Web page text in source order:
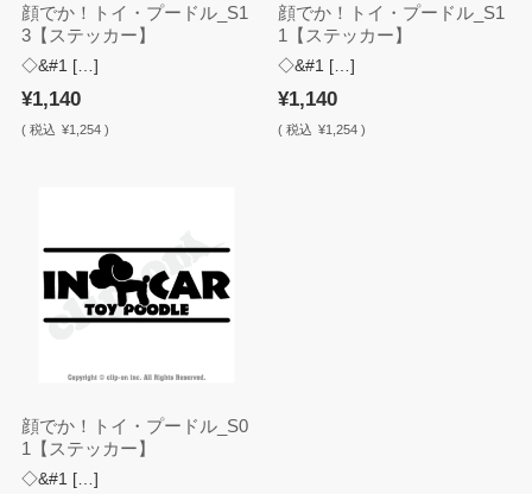
顔でか！トイ・プードル_S1
3【ステッカー】
◇&#1 […]
¥1,140
( 税込 ¥1,254 )
顔でか！トイ・プードル_S1
1【ステッカー】
◇&#1 […]
¥1,140
(税込 ¥1,254 )
顔でか！トイ・プードル_S0
1【ステッカー】
◇&#1 […]